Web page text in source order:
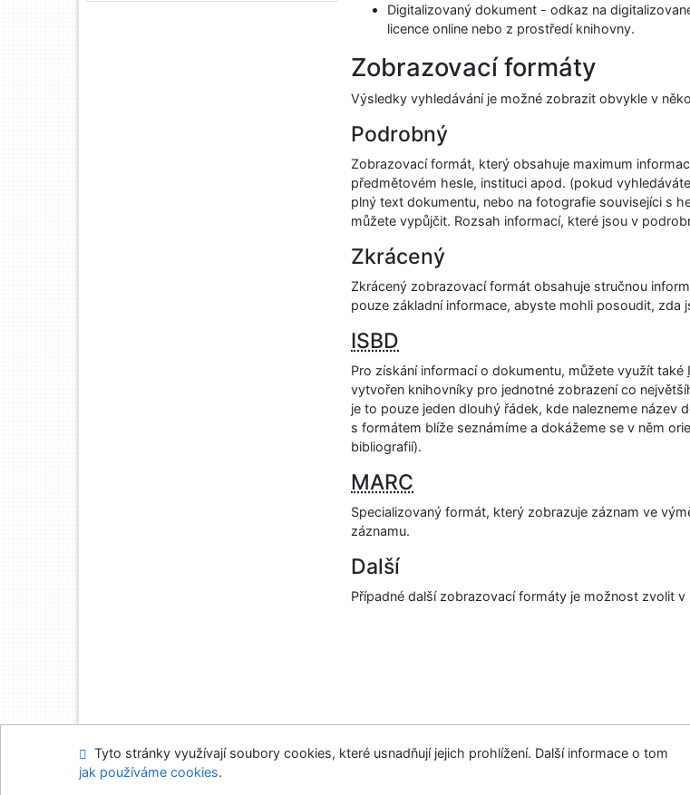
Digitalizovaný dokument - odkaz na
licence online nebo z prostředí knihovny.
Zobrazovací formáty
Výsledky vyhledávání je možné zobrazit obvykle v
Podrobný
Zobrazovací formát, který obsahuje maximum
předmětovém hesle, instituci apod. (pokud
plný text dokumentu, nebo na fotografie souvisejíci s
můžete vypůjčit. Rozsah informací, které jsou v
Zkrácený
Zkrácený zobrazovací formát obsahuje stručnou
pouze základní informace, abyste mohli posoudit, zda
ISBD
Pro získání informací o dokumentu, můžete využít také
vytvořen knihovníky pro jednotné zobrazení co
je to pouze jeden dlouhý řádek, kde nalezneme
s formátem blíže seznámíme a dokážeme se v něm
bibliografií).
MARC
Specializovaný formát, který zobrazuje záznam ve
záznamu.
Další
Případné další zobrazovací formáty je možnost zvolit
Napište nám Mapa stránek Přístupnost
Soukromí
Tyto stránky využívají soubory cookies, které usnadňují jejich prohlížení. Další informace o tom
jak používáme cookies.